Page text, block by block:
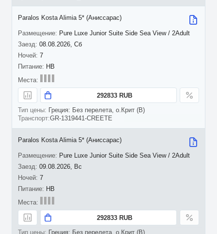
08.08.2026, Сб
7
Paralos Kosta Alimia 5* (Аниссарас)
Pure Luxe Junior Suite Side Sea View / 2Adult
HB
292833 RUB
Греция: Без перелета, о.Крит (B)
GR-1319441-CREETE
09.08.2026, Вс
7
Paralos Kosta Alimia 5* (Аниссарас)
Pure Luxe Junior Suite Side Sea View / 2Adult
HB
292833 RUB
Греция: Без перелета, о.Крит (B)